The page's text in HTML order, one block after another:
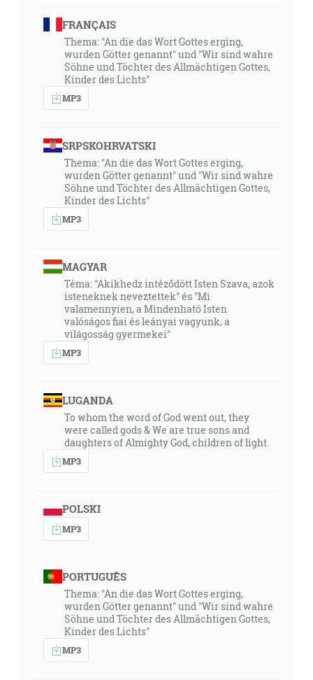
FRANÇAIS
Thema: "An die das Wort Gottes erging,
wurden Götter genannt" und "Wir sind wahre
Söhne und Töchter des Allmächtigen Gottes,
Kinder des Lichts"
MP3
SRPSKOHRVATSKI
Thema: "An die das Wort Gottes erging,
wurden Götter genannt" und "Wir sind wahre
Söhne und Töchter des Allmächtigen Gottes,
Kinder des Lichts"
MP3
MAGYAR
Téma: "Akikhedz intéződött Isten Szava, azok
isteneknek neveztettek" és "Mi
valamennyien, a Mindenható Isten
valóságos fiai és leányai vagyunk, a
világosság gyermekei"
MP3
LUGANDA
To whom the word of God went out, they
were called gods & We are true sons and
daughters of Almighty God, children of light.
MP3
POLSKI
MP3
PORTUGUÊS
Thema: "An die das Wort Gottes erging,
wurden Götter genannt" und "Wir sind wahre
Söhne und Töchter des Allmächtigen Gottes,
Kinder des Lichts"
MP3